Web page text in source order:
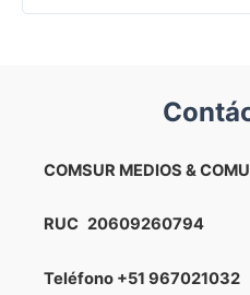
COMSUR MEDIOS &
RUC 20609260794
Teléfono +51 967021032